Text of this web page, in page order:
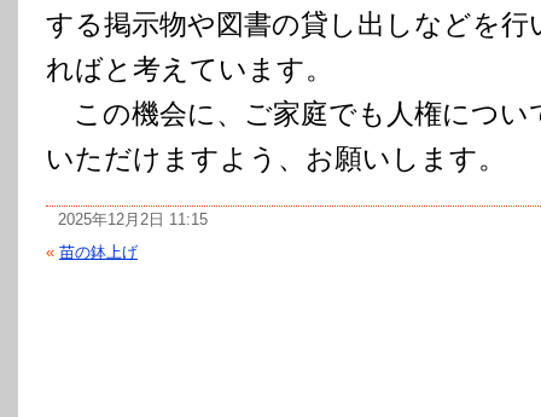
する掲示物や図書の貸し出しなどを
ればと考えています。
この機会に、ご家庭でも人権につい
いただけますよう、お願いします。
2025年12月2日 11:15
« 苗の鉢上げ